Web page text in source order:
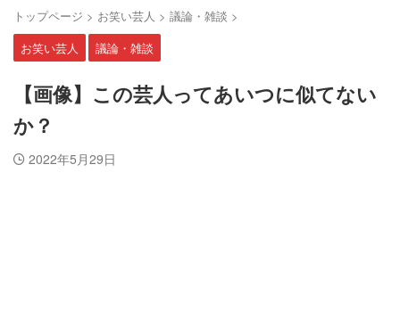
トップページ > お笑い芸人 > 議論・雑談 >
お笑い芸人
議論・雑談
【画像】この芸人ってあいつに似てない
か？
2022年5月29日